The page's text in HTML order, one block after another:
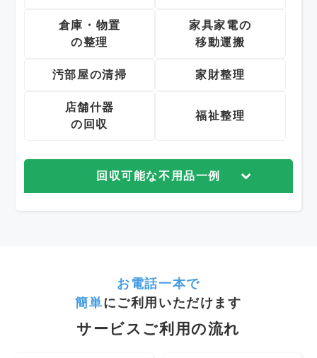
倉庫・物置
の整理
家具家電の
移動運搬
汚部屋の清掃 家財整理
店舗什器
の回収
福祉整理
回収可能な不用品一例
お電話一本で
簡単にご利用いただけます
サービスご利用の流れ